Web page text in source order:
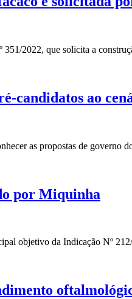
2022, que solicita a
candidatos ao
as propostas de
por Miquinha
objetivo da Indicação Nº